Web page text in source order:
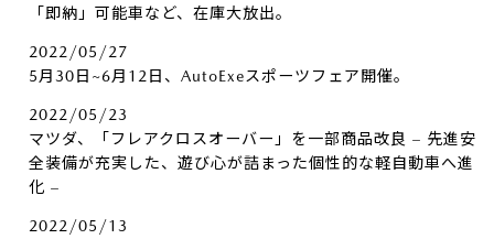
「即納」可能車など、在庫大放出。
2022/05/27
5月30日~6月12日、AutoExeスポーツフェア開催。
2022/05/23
マツダ、「フレアクロスオーバー」を一部商品改良 – 先進安
全装備が充実した、遊び心が詰まった個性的な軽自動車へ進
化 –
2022/05/13